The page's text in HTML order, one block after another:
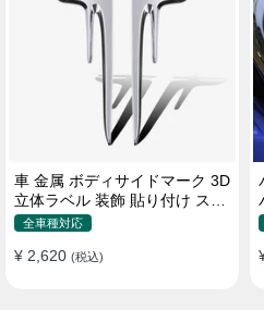
車 金属 ボディサイドマーク 3D
立体ラベル 装飾 貼り付け ステ
ッカー
全車種対応
¥ 2,620 (税込)